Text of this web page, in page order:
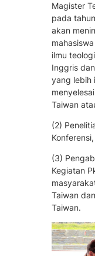
Magister
pada
akan
ilmu
Inggris
yang lebih
Taiwan
(2)
(3)
Kegiatan
Taiwan
Taiwan.